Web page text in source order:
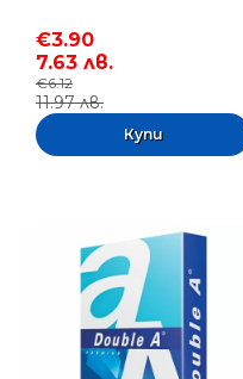
€3.90
7.63 лв.
€6.12
11.97 лв.